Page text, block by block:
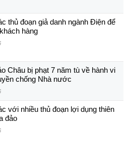
thủ đoạn giả danh ngành Điện để
hàng
Châu bị phạt 7 năm tù về hành vi
chống Nhà nước
với nhiều thủ đoạn lợi dụng thiên
đảo